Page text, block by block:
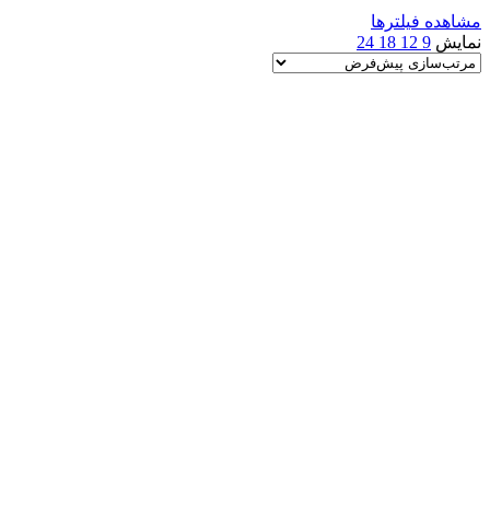
مشاهده فیلترها
نمایش 9
12
18
24